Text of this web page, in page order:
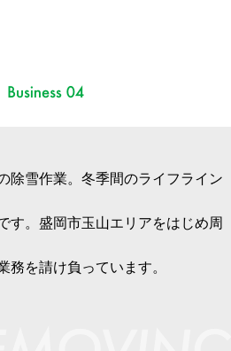
除雪作業。冬季間のライフライン
す。盛岡市玉山エリアをはじめ周
務を請け負っています。